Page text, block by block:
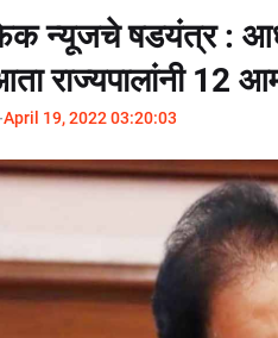
फेक न्यूजचे षडयंत्र :
राज्यपालांनी 12
April 19, 2022 03:20:03